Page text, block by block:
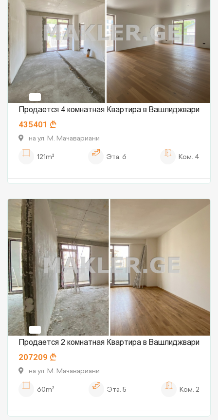
Продается 4 комнатная Квартира в Вашлиджвари
435401
на ул. М. Мачавариани
121m²
Эта. 6 Ком. 4
Продается 2 комнатная Квартира в Вашлиджвари
207209
на ул. М. Мачавариани
60m²
Эта. 5 Ком. 2